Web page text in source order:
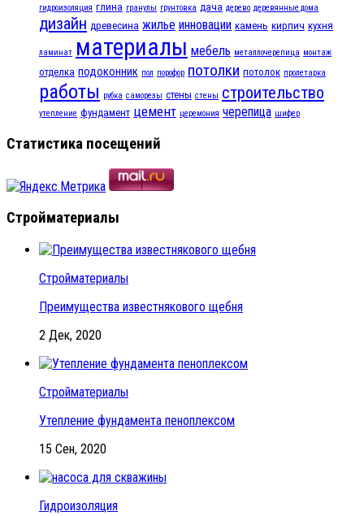
гидроизоляция глина гранулы грунтовка дача дерево деревянные дома
дизайн древесина жилье инновации камень кирпич кухня
ламинат материалы мебель металлочерепица монтаж
отделка подоконник пол порофор потолки потолок пролетарка
работы рубка саморезы стены стены строительство
утепление фундамент цемент церемония черепица шифер
Статистика посещений
Стройматериалы
Стройматериалы
Преимущества известнякового щебня
2 Дек, 2020
Стройматериалы
Утепление фундамента пеноплексом
15 Сен, 2020
Гидроизоляция